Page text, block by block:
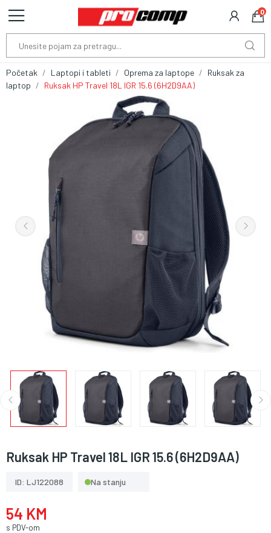
0
Početak Laptopi i tableti Oprema za laptope
Ruksak za
laptop
Ruksak HP Travel 18L IGR 15.6 (6H2D9AA)
Ruksak HP Travel 18L IGR 15.6 (6H2D9AA)
ID: LJ122088 Na stanju
54 KM
s PDV-om